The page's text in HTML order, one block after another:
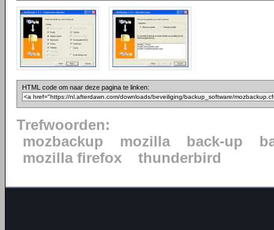
HTML code om naar deze pagina te linken:
Trefwoorden:
mozbackup
mozilla back-up
mozilla firefox
thunderbird